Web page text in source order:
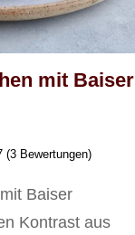
mit Baiser
(3 Bewertungen)
Baiser
Kontrast aus